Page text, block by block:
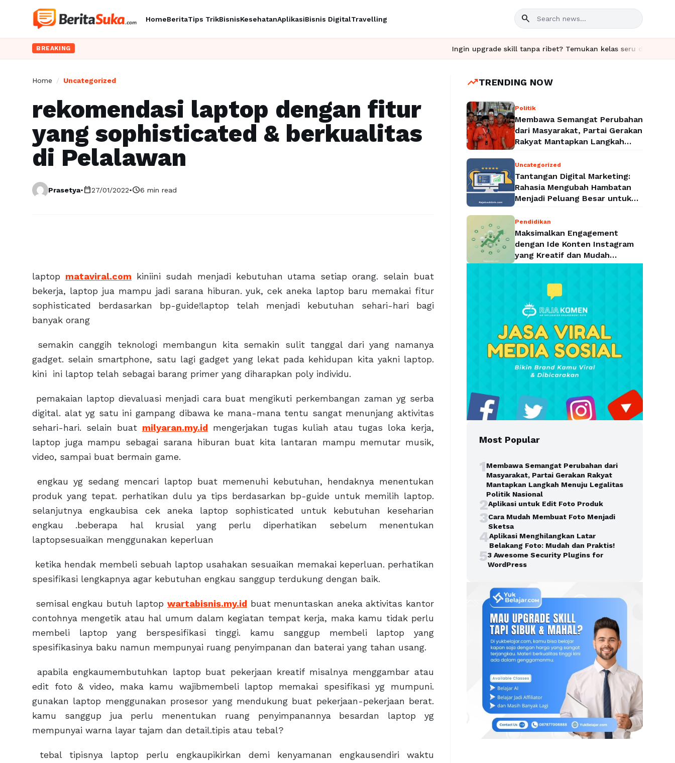
HomeBeritaTips TrikBisnisKesehatanAplikasiBisnis DigitalTravelling search
BREAKING Ingin upgrade skill tanpa ribet? Temukan kelas seru dan materi lengkap
Home / Uncategorized
rekomendasi laptop dengan fitur
yang sophisticated & berkualitas
di Pelalawan
Prasetya•calendar_today27/01/2022•schedule6 min read
laptop mataviral.com kiniini sudah menjadi kebutuhan utama setiap orang. selain buat
bekerja, laptop jua mampu jadi sarana hiburan. yuk, cek aneka laptop baru memakai fitur
sophisticated berdasarkan bp-guide!laptop telah menjadi kebutuhan sehari-hari bagi
banyak orang
semakin canggih teknologi membangun kita semakin sulit tanggal dari yang namanya
gadget. selain smartphone, satu lagi gadget yang lekat pada kehidupan kita yakni laptop.
kini ini laptop telah sebagai barang primer yang diharapkan poly individu.
pemakaian laptop dievaluasi menjadi cara buat mengikuti perkembangan zaman yg serba
digital. alat yg satu ini gampang dibawa ke mana-mana tentu sangat menunjang aktivitas
sehari-hari. selain buat milyaran.my.id mengerjakan tugas kuliah atau tugas loka kerja,
laptop juga mampu sebagai sarana hiburan buat kita lantaran mampu memutar musik,
video, sampai buat bermain game.
engkau yg sedang mencari laptop buat memenuhi kebutuhan, hendaknya menentukan
produk yang tepat. perhatikan dulu ya tips berdasarkan bp-guide untuk memilih laptop.
selanjutnya engkaubisa cek aneka laptop sophisticated untuk kebutuhan keseharian
engkau .beberapa hal krusial yang perlu diperhatikan sebelum menentukan
laptopsesuaikan menggunakan keperluan
ketika hendak membeli sebuah laptop usahakan sesuaikan memakai keperluan. perhatikan
spesifikasi lengkapnya agar kebutuhan engkau sanggup terdukung dengan baik.
semisal engkau butuh laptop wartabisnis.my.id buat menuntaskan aneka aktivitas kantor
contohnya mengetik atau hal umum dalam kegiatan tempat kerja, maka kamu tidak perlu
membeli laptop yang berspesifikasi tinggi. kamu sanggup membeli laptop yang
spesifikasinya baku namun mempunyai ruang penyimpanan dan baterai yang tahan usang.
apabila engkaumembutuhkan laptop buat pekerjaan kreatif misalnya menggambar atau
edit foto & video, maka kamu wajibmembeli laptop memakai spesifikasi yg mumpuni.
gunakan laptop menggunakan prosesor yang mendukung buat pekerjaan-pekerjaan berat.
kamu sanggup jua perlu menentukan ruang penyimpanannya besardan laptop yg
mempunyai warna layar tajam dan detail.tipis atau tebal?
tebal tipisnya laptop perlu engkaupikirkan demi kenyamanan engkausendiri waktu
trending_upTRENDING NOW
Politik
Membawa Semangat Perubahan
dari Masyarakat, Partai Gerakan
Rakyat Mantapkan Langkah
Nasional
Uncategorized
Tantangan Digital Marketing:
Rahasia Mengubah Hambatan
Menjadi Peluang Besar untuk
Pendidikan
Maksimalkan Engagement
dengan Ide Konten Instagram
yang Kreatif dan Mudah
Diterapkan
Most Popular
1Membawa Semangat Perubahan dari
Masyarakat, Partai Gerakan Rakyat
Mantapkan Langkah Menuju Legalitas
Politik Nasional
2Aplikasi untuk Edit Foto Produk
3Cara Mudah Membuat Foto Menjadi
Sketsa
4Aplikasi Menghilangkan Latar
Belakang Foto: Mudah dan Praktis!
53 Awesome Security Plugins for
WordPress